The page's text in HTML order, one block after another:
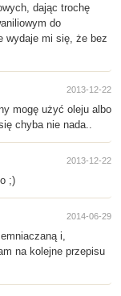
dając trochę
do
wydaje mi się, że bez
2013-12-22
mogę użyć oleju albo
chyba nie nada..
2013-12-22
;)
2014-06-29
i,
na kolejne przepisu